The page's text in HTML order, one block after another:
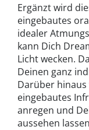
Ergänzt wird
eingebautes
idealer
kann Dich
Licht wecken.
Deinen ganz
Darüber
eingebautes
anregen und
aussehen